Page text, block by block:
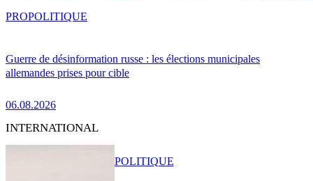
Guerre de désinformation russe : les élections municipales
allemandes prises pour cible
06.08.2026
PROPOLITIQUE
INTERNATIONAL
POLITIQUE